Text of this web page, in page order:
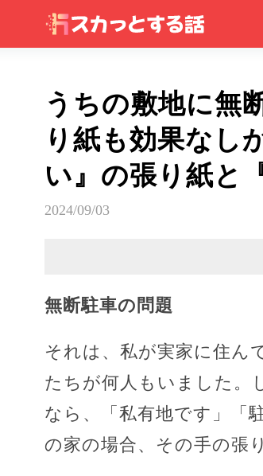
うちの敷地に無
り紙も効果なし
い』の張り紙と
2024/09/03
無断駐車の問題
それは、私が実家に住ん
たちが何人もいました。
なら、「私有地です」「
の家の場合、その手の張